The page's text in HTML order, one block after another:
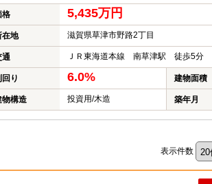
格 5,435万円
在地 滋賀県草津市野路2丁目
通 ＪＲ東海道本線 南草津駅 徒歩5分
回り 6.0% 建物面積
物構造 投資用/木造 築年月
表示件数